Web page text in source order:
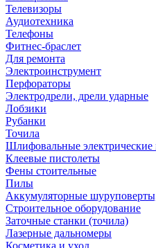
Телевизоры
Аудиотехника
Телефоны
Фитнес-браслет
Для ремонта
Электроинструмент
Перфораторы
Электродрели, дрели ударные
Лобзики
Рубанки
Точила
Шлифовальные
Клеевые пистолеты
Фены стоительные
Пилы
Аккумуляторные
Строительное оборудование
Заточные станки (точила)
Лазерные дальномеры
Косметика и уход